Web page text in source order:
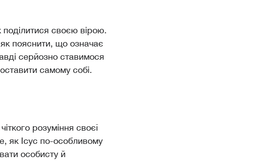
своєю вірою.
пояснити, що означає
серйозно ставимося
самому собі.
розуміння своєї
як Ісус по-особливому
особисту й